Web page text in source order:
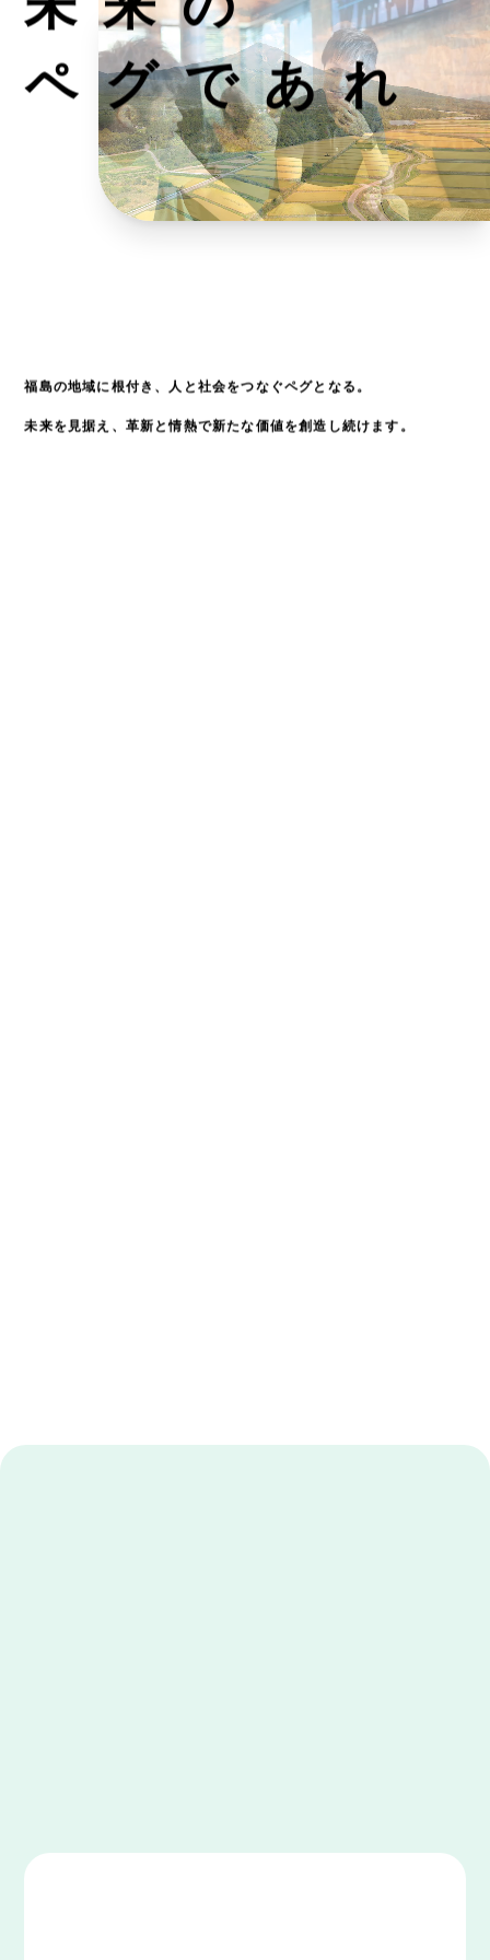
ペグであれ
福島の地域に根付き、人と社会をつなぐペグとなる。
未来を見据え、革新と情熱で新たな価値を創造し続けます。